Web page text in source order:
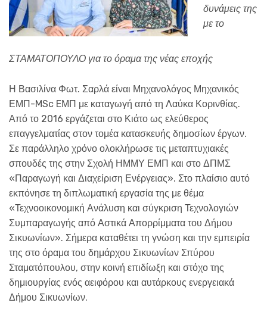
δυνάμεις της
με το
ΣΤΑΜΑΤΟΠΟΥΛΟ για το όραμα της νέας εποχής
Η Βασιλίνα Φωτ. Σαρλά είναι Μηχανολόγος Μηχανικός
ΕΜΠ-MSc EΜΠ με καταγωγή από τη Λαύκα Κορινθίας.
Από το 2016 εργάζεται στο Κιάτο ως ελεύθερος
επαγγελματίας στον τομέα κατασκευής δημοσίων έργων.
Σε παράλληλο χρόνο ολοκλήρωσε τις μεταπτυχιακές
σπουδές της στην Σχολή ΗΜΜΥ ΕΜΠ και στο ΔΠΜΣ
«Παραγωγή και Διαχείριση Ενέργειας». Στο πλαίσιο αυτό
εκπόνησε τη διπλωματική εργασία της με θέμα
«Τεχνοοικονομική Ανάλυση και σύγκριση Τεχνολογιών
Συμπαραγωγής από Αστικά Απορρίμματα του Δήμου
Σικυωνίων». Σήμερα καταθέτει τη γνώση και την εμπειρία
της στο όραμα του δημάρχου Σικυωνίων Σπύρου
Σταματόπουλου, στην κοινή επιδίωξη και στόχο της
δημιουργίας ενός αειφόρου και αυτάρκους ενεργειακά
Δήμου Σικυωνίων.